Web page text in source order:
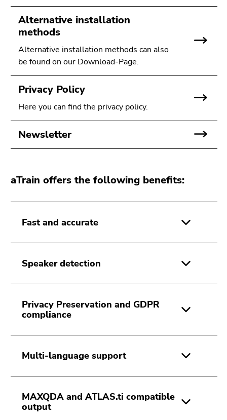
Zusatzinformationen
(Zugriffstaste
5)
den
Seiteneinstellungen
(Benutzer/Sprache)
(Zugriffstaste
8)
(Zugriffstaste
9)
Alternative installation
methods
Alternative installation methods can also
be found on our Download-Page.
Privacy Policy
Here you can find the privacy policy.
Newsletter
aTrain offers the following benefits:
Fast and accurate
Speaker detection
Privacy Preservation and GDPR
compliance
Multi-language support
MAXQDA and ATLAS.ti compatible
output